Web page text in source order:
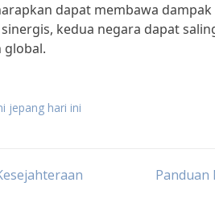
dapat membawa
kedua negara dapat
global.
jepang hari ini
Panduan